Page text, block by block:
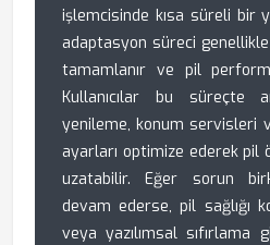
işlemcisinde kısa süreli bir
adaptasyon süreci
tamamlanır ve pil
Kullanıcılar bu süreçte
yenileme, konum servisleri
ayarları optimize ederek pil
uzatabilir. Eğer sorun
devam ederse, pil sağlığı
veya yazılımsal sıfırlama